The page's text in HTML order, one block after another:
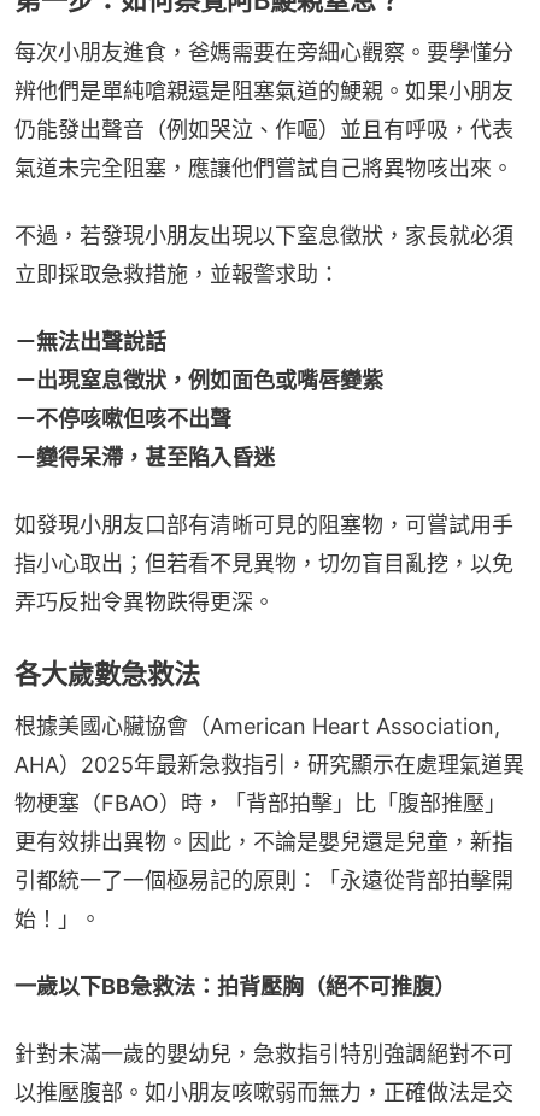
每次小朋友進食，爸媽需要在旁細心觀察。要學懂分
辨他們是單純嗆親還是阻塞氣道的鯁親。如果小朋友
仍能發出聲音（例如哭泣、作嘔）並且有呼吸，代表
氣道未完全阻塞，應讓他們嘗試自己將異物咳出來。
不過，若發現小朋友出現以下窒息徵狀，家長就必須
立即採取急救措施，並報警求助：
－無法出聲說話
－出現窒息徵狀，例如面色或嘴唇變紫
－不停咳嗽但咳不出聲
－變得呆滯，甚至陷入昏迷
如發現小朋友口部有清晰可見的阻塞物，可嘗試用手
指小心取出；但若看不見異物，切勿盲目亂挖，以免
弄巧反拙令異物跌得更深。
各大歲數急救法
根據美國心臟協會（American Heart Association,
AHA）2025年最新急救指引，研究顯示在處理氣道異
物梗塞（FBAO）時，「背部拍擊」比「腹部推壓」
更有效排出異物。因此，不論是嬰兒還是兒童，新指
引都統一了一個極易記的原則：「永遠從背部拍擊開
始！」。
一歲以下BB急救法：拍背壓胸（絕不可推腹）
針對未滿一歲的嬰幼兒，急救指引特別強調絕對不可
以推壓腹部。如小朋友咳嗽弱而無力，正確做法是交